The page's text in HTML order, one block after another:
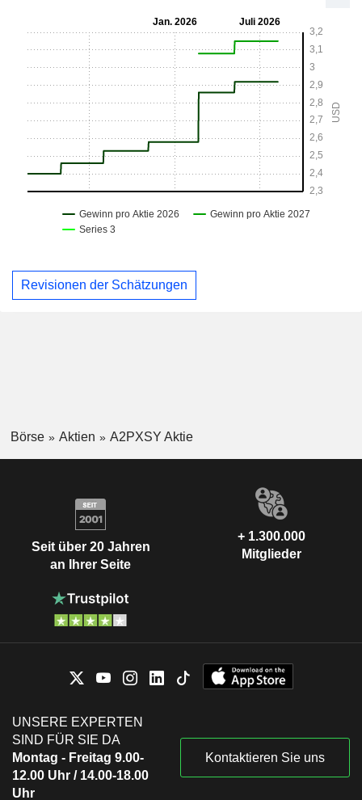
Revisionen der Schätzungen
Börse Aktien A2PXSY Aktie
Seit über 20 Jahren
an Ihrer Seite
+ 1.300.000
Mitglieder
UNSERE EXPERTEN
SIND FÜR SIE DA
Montag - Freitag 9.00-
12.00 Uhr / 14.00-18.00
Uhr
Kontaktieren Sie uns